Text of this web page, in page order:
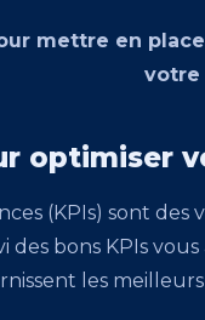
mettre en
votre
optimiser
(KPIs) sont
des bons KPIs
les